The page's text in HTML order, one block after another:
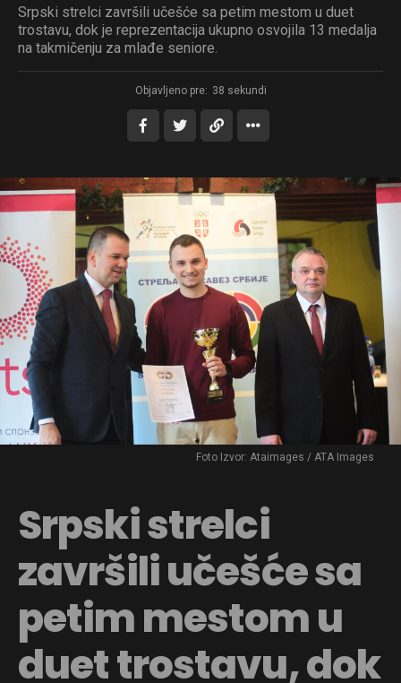
Srpski strelci završili učešće sa petim mestom u duet
trostavu, dok je reprezentacija ukupno osvojila 13 medalja
na takmičenju za mlađe seniore.
Objavljeno pre: 38 sekundi
Foto Izvor: Ataimages / ATA Images
Srpski strelci
završili učešće sa
petim mestom u
duet trostavu, dok